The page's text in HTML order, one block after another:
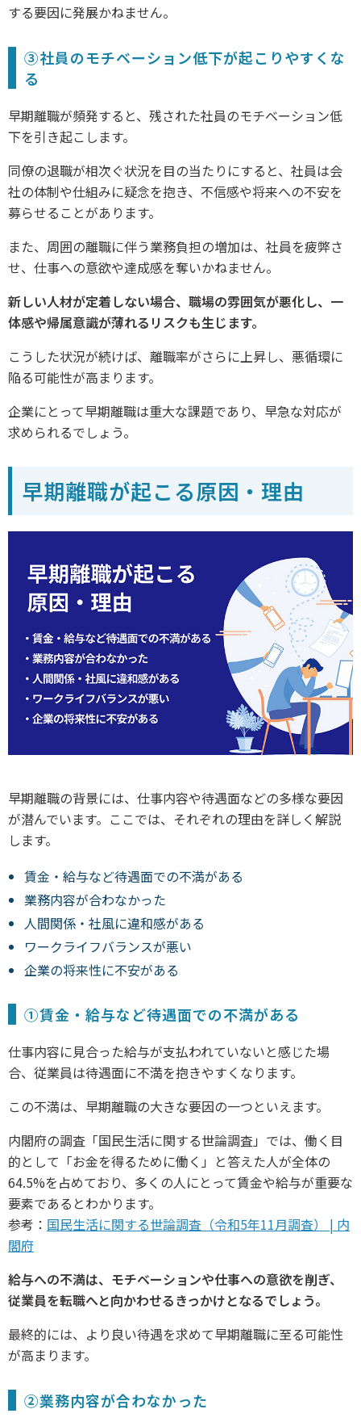
する要因に発展かねません。
③社員のモチベーション低下が起こりやすくな
る
早期離職が頻発すると、残された社員のモチベーション低
下を引き起こします。
同僚の退職が相次ぐ状況を目の当たりにすると、社員は会
社の体制や仕組みに疑念を抱き、不信感や将来への不安を
募らせることがあります。
また、周囲の離職に伴う業務負担の増加は、社員を疲弊さ
せ、仕事への意欲や達成感を奪いかねません。
新しい人材が定着しない場合、職場の雰囲気が悪化し、一
体感や帰属意識が薄れるリスクも生じます。
こうした状況が続けば、離職率がさらに上昇し、悪循環に
陥る可能性が高まります。
企業にとって早期離職は重大な課題であり、早急な対応が
求められるでしょう。
早期離職が起こる原因・理由
早期離職の背景には、仕事内容や待遇面などの多様な要因
が潜んでいます。ここでは、それぞれの理由を詳しく解説
します。
賃金・給与など待遇面での不満がある
業務内容が合わなかった
人間関係・社風に違和感がある
ワークライフバランスが悪い
企業の将来性に不安がある
①賃金・給与など待遇面での不満がある
仕事内容に見合った給与が支払われていないと感じた場
合、従業員は待遇面に不満を抱きやすくなります。
この不満は、早期離職の大きな要因の一つといえます。
内閣府の調査「国民生活に関する世論調査」では、働く目
的として「お金を得るために働く」と答えた人が全体の
64.5%を占めており、多くの人にとって賃金や給与が重要な
要素であるとわかります。
参考： 国民生活に関する世論調査（令和5年11月調査） | 内
閣府
給与への不満は、モチベーションや仕事への意欲を削ぎ、
従業員を転職へと向かわせるきっかけとなるでしょう。
最終的には、より良い待遇を求めて早期離職に至る可能性
が高まります。
②業務内容が合わなかった